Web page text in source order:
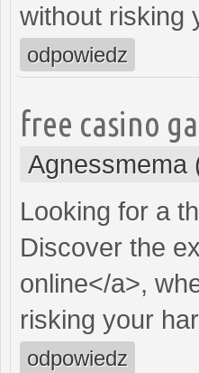
without risking
odpowiedz
free casino
Agnessmema
Looking for a
Discover the
online</a>,
risking your
odpowiedz